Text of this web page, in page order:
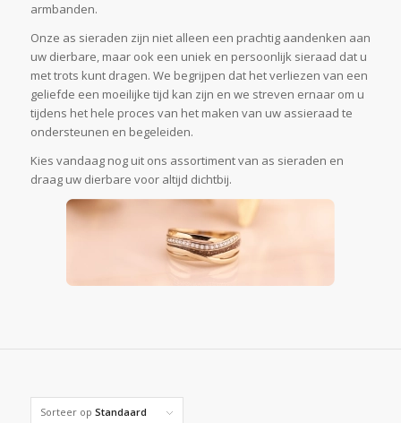
armbanden.
Onze as sieraden zijn niet alleen een prachtig aandenken aan
uw dierbare, maar ook een uniek en persoonlijk sieraad dat u
met trots kunt dragen. We begrijpen dat het verliezen van een
geliefde een moeilijke tijd kan zijn en we streven ernaar om u
tijdens het hele proces van het maken van uw assieraad te
ondersteunen en begeleiden.
Kies vandaag nog uit ons assortiment van as sieraden en
draag uw dierbare voor altijd dichtbij.
Sorteer op Standaard